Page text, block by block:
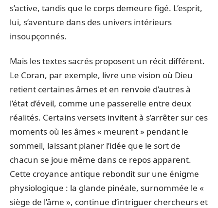
s’active, tandis que le corps demeure figé. L’esprit,
lui, s’aventure dans des univers intérieurs
insoupçonnés.
Mais les textes sacrés proposent un récit différent.
Le Coran, par exemple, livre une vision où Dieu
retient certaines âmes et en renvoie d’autres à
l’état d’éveil, comme une passerelle entre deux
réalités. Certains versets invitent à s’arrêter sur ces
moments où les âmes « meurent » pendant le
sommeil, laissant planer l’idée que le sort de
chacun se joue même dans ce repos apparent.
Cette croyance antique rebondit sur une énigme
physiologique : la glande pinéale, surnommée le «
siège de l’âme », continue d’intriguer chercheurs et